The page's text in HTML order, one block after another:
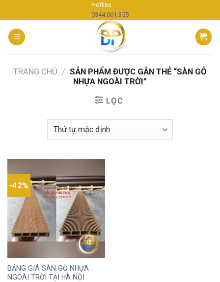
to
content
Hotline
0344.061.355
TRANG CHỦ / SẢN PHẨM ĐƯỢC GẮN THẺ “SÀN GỖ
NHỰA NGOÀI TRỜI”
LỌC
-42%
BẢNG GIÁ SÀN GỖ NHỰA
NGOÀI TRỜI TẠI HÀ NỘI